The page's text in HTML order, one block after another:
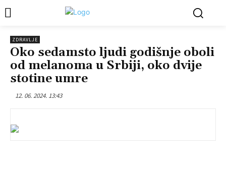
ZDRAVLJE
Oko sedamsto ljudi godišnje oboli
od melanoma u Srbiji, oko dvije
stotine umre
12. 06. 2024. 13:43